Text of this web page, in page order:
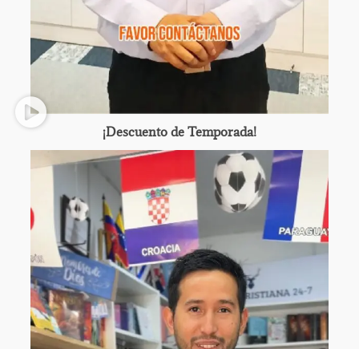
¡Descuento de Temporada!